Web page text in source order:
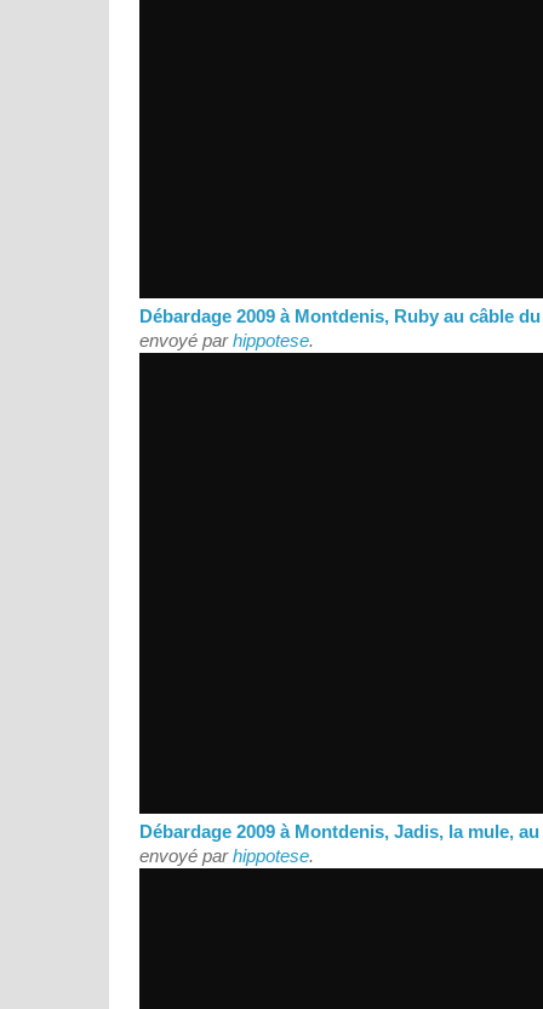
Débardage 2009 à Montdenis, Ruby au câble
envoyé parhippotese.
Débardage 2009 à Montdenis, Jadis, la mule,
envoyé parhippotese.